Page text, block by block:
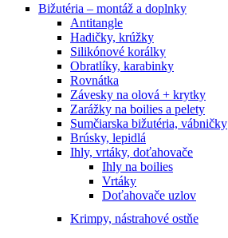
Bižutéria – montáž a doplnky
Antitangle
Hadičky, krúžky
Silikónové korálky
Obratlíky, karabinky
Rovnátka
Závesky na olová + krytky
Zarážky na boilies a pelety
Sumčiarska bižutéria, vábničky
Brúsky, lepidlá
Ihly, vrtáky, doťahovače
Ihly na boilies
Vrtáky
Doťahovače uzlov
Krimpy, nástrahové ostňe